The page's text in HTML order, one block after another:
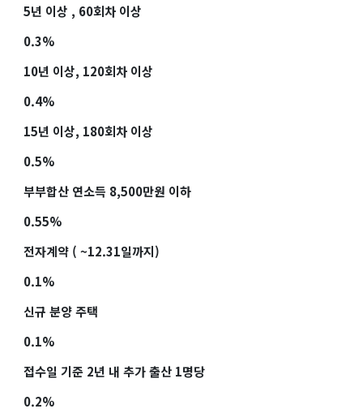
5년 이상 , 60회차 이상
0.3%
10년 이상, 120회차 이상
0.4%
15년 이상, 180회차 이상
0.5%
부부합산 연소득 8,500만원 이하
0.55%
전자계약 ( ~12.31일까지)
0.1%
신규 분양 주택
0.1%
접수일 기준 2년 내 추가 출산 1명당
0.2%